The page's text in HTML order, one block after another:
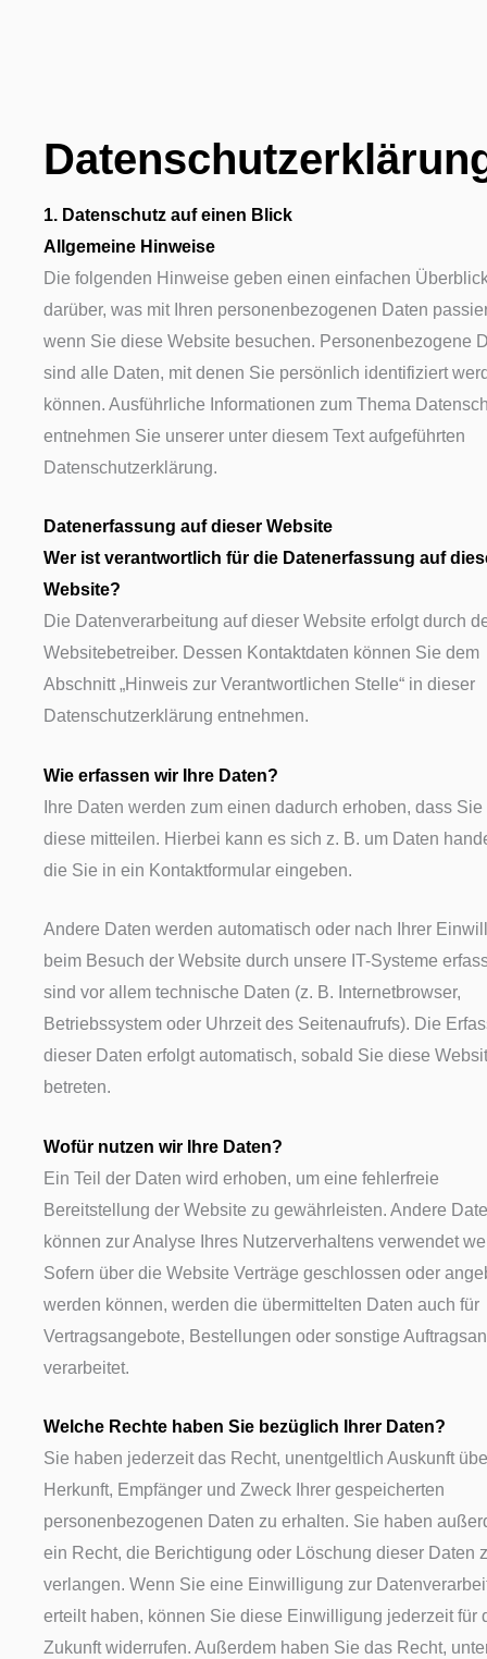
1. Datenschutz auf einen Blick
Allgemeine Hinweise
Die folgenden Hinweise geben einen einfachen
darüber, was mit Ihren personenbezogenen Daten
wenn Sie diese Website besuchen. Personenbezogene
sind alle Daten, mit denen Sie persönlich identifiziert
können. Ausführliche Informationen zum Thema
entnehmen Sie unserer unter diesem Text aufgeführten
Datenschutzerklärung.
Datenerfassung auf dieser Website
Wer ist verantwortlich für die Datenerfassung auf
Website?
Die Datenverarbeitung auf dieser Website erfolgt durch
Websitebetreiber. Dessen Kontaktdaten können Sie dem
Abschnitt „Hinweis zur Verantwortlichen Stelle“ in dieser
Datenschutzerklärung entnehmen.
Wie erfassen wir Ihre Daten?
Ihre Daten werden zum einen dadurch erhoben, dass Sie
diese mitteilen. Hierbei kann es sich z. B. um Daten
die Sie in ein Kontaktformular eingeben.
Andere Daten werden automatisch oder nach Ihrer
beim Besuch der Website durch unsere IT-Systeme
sind vor allem technische Daten (z. B. Internetbrowser,
Betriebssystem oder Uhrzeit des Seitenaufrufs). Die
dieser Daten erfolgt automatisch, sobald Sie diese
betreten.
Wofür nutzen wir Ihre Daten?
Ein Teil der Daten wird erhoben, um eine fehlerfreie
Bereitstellung der Website zu gewährleisten. Andere
können zur Analyse Ihres Nutzerverhaltens verwendet
Sofern über die Website Verträge geschlossen oder
werden können, werden die übermittelten Daten auch für
Vertragsangebote, Bestellungen oder sonstige
verarbeitet.
Welche Rechte haben Sie bezüglich Ihrer Daten?
Sie haben jederzeit das Recht, unentgeltlich Auskunft
Herkunft, Empfänger und Zweck Ihrer gespeicherten
personenbezogenen Daten zu erhalten. Sie haben
ein Recht, die Berichtigung oder Löschung dieser Daten
verlangen. Wenn Sie eine Einwilligung zur
erteilt haben, können Sie diese Einwilligung jederzeit für
Zukunft widerrufen. Außerdem haben Sie das Recht,